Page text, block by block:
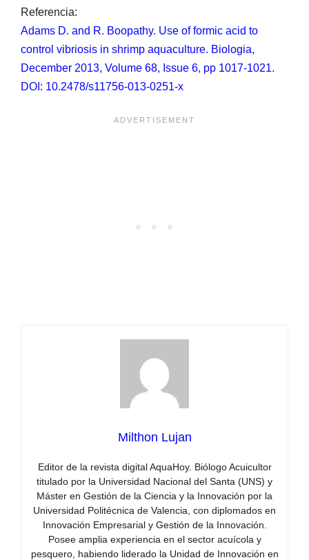
Referencia:
Adams D. and R. Boopathy. Use of formic acid to
control vibriosis in shrimp aquaculture. Biologia,
December 2013, Volume 68, Issue 6, pp 1017-1021.
DOI: 10.2478/s11756-013-0251-x
Milthon Lujan
Editor de la revista digital AquaHoy. Biólogo Acuicultor
titulado por la Universidad Nacional del Santa (UNS) y
Máster en Gestión de la Ciencia y la Innovación por la
Universidad Politécnica de Valencia, con diplomados en
Innovación Empresarial y Gestión de la Innovación.
Posee amplia experiencia en el sector acuícola y
pesquero, habiendo liderado la Unidad de Innovación en